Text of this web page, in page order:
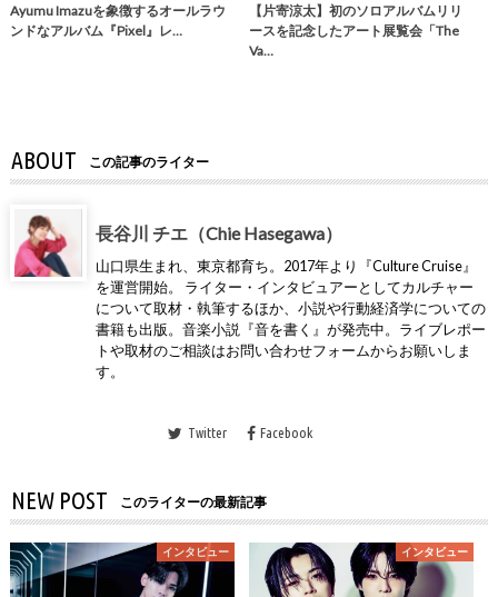
Ayumu Imazuを象徴するオールラウ
ンドなアルバム『Pixel』レ…
【片寄涼太】初のソロアルバムリリ
ースを記念したアート展覧会「The
Va…
ABOUT この記事のライター
長谷川 チエ（Chie Hasegawa）
山口県生まれ、東京都育ち。2017年より『Culture Cruise』
を運営開始。 ライター・インタビュアーとしてカルチャー
について取材・執筆するほか、小説や行動経済学についての
書籍も出版。音楽小説『音を書く』が発売中。ライブレポー
トや取材のご相談はお問い合わせフォームからお願いしま
す。
Twitter Facebook
NEW POST このライターの最新記事
インタビュー インタビュー